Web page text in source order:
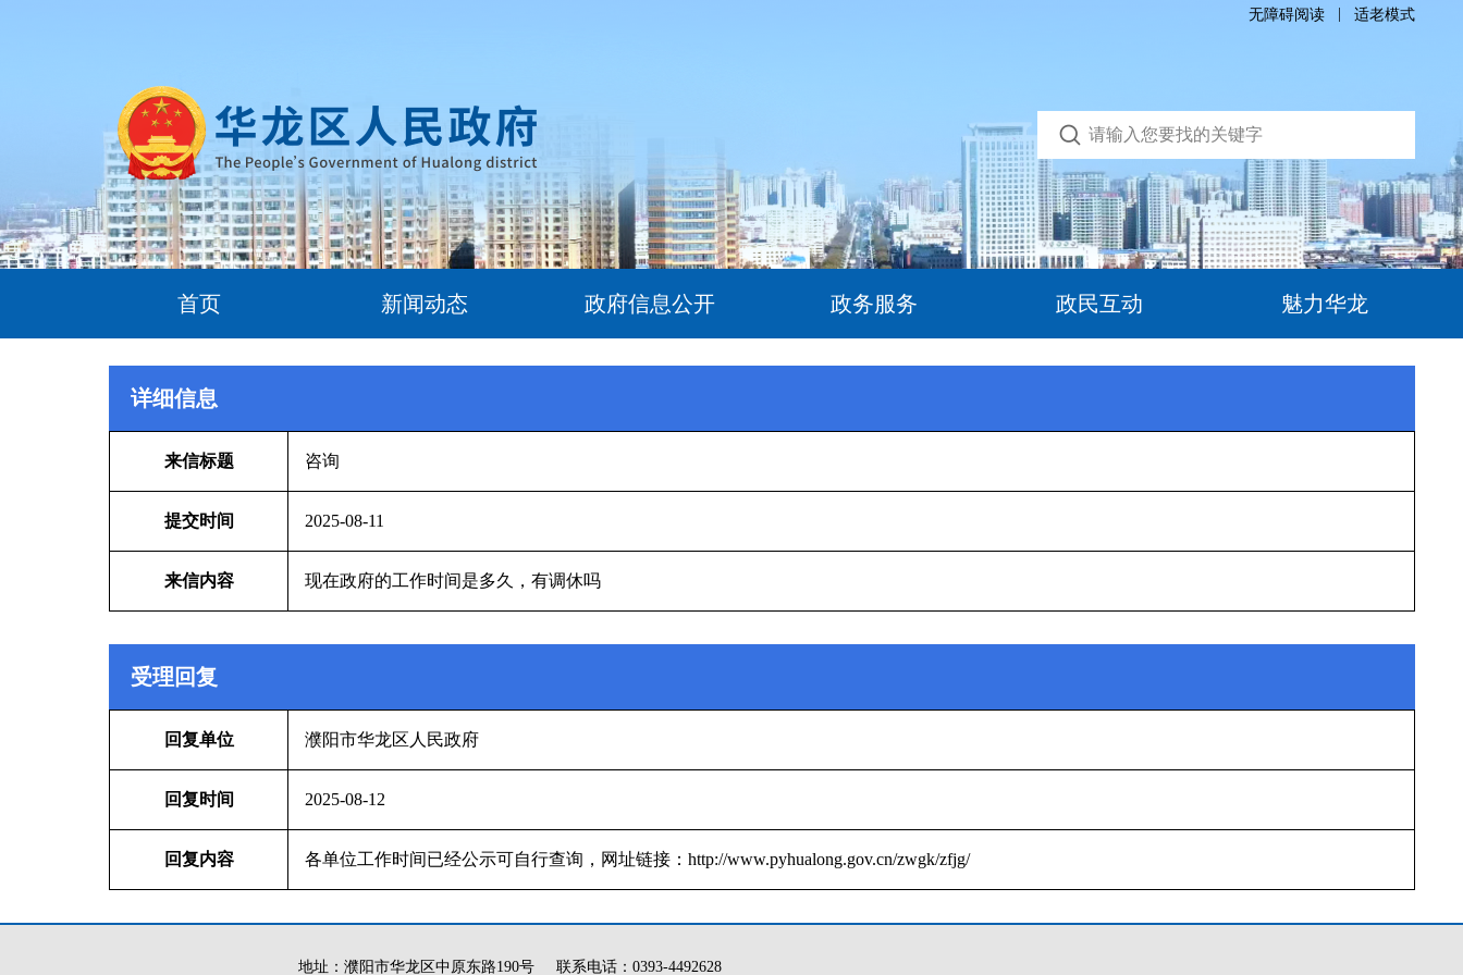
无障碍阅读 适老模式
首页 新闻动态 政府信息公开 政务服务 政民互动 魅力华龙
详细信息
来信标题 咨询
提交时间 2025-08-11
来信内容 现在政府的工作时间是多久，有调休吗
受理回复
回复单位 濮阳市华龙区人民政府
回复时间 2025-08-12
回复内容 各单位工作时间已经公示可自行查询，网址链接：http://www.pyhualong.gov.cn/zwgk/zfjg/
地址：濮阳市华龙区中原东路190号 联系电话：0393-4492628